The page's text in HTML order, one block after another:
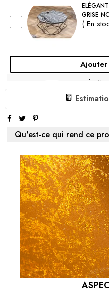
GRISE
( En
Ajouter
50CM
MARBRE
( En
80CM
AVEC
( En
Ajouter
TABLE
VERRE
( En
Qu'est-ce qui rend ce